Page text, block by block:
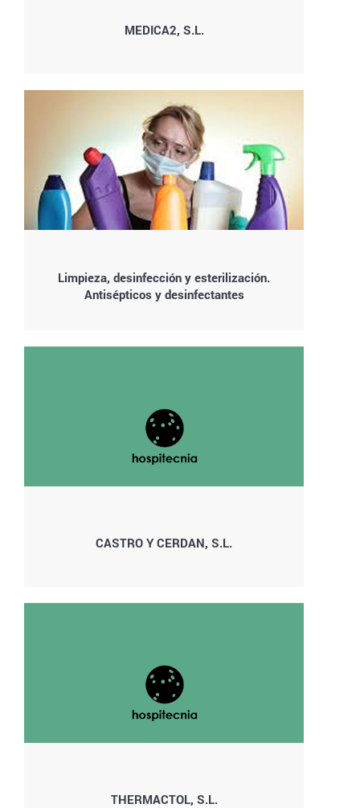
MEDICA2, S.L.
Limpieza, desinfección y esterilización.
Antisépticos y desinfectantes
CASTRO Y CERDAN, S.L.
THERMACTOL, S.L.